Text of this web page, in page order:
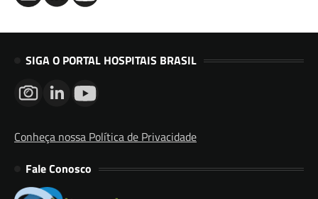
SIGA O PORTAL HOSPITAIS BRASIL
Conheça nossa Política de Privacidade
Fale Conosco